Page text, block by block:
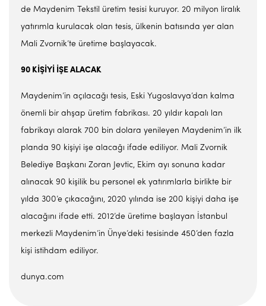
de Maydenim Tekstil üretim tesisi kuruyor. 20 milyon liralık
yatırımla kurulacak olan tesis, ülkenin batısında yer alan
Mali Zvornik’te üretime başlayacak.
90 KİŞİYİ İŞE ALACAK
Maydenim’in açılacağı tesis, Eski Yugoslavya’dan kalma
önemli bir ahşap üretim fabrikası. 20 yıldır kapalı lan
fabrikayı alarak 700 bin dolara yenileyen Maydenim’in ilk
planda 90 kişiyi işe alacağı ifade ediliyor. Mali Zvornik
Belediye Başkanı Zoran Jevtic, Ekim ayı sonuna kadar
alınacak 90 kişilik bu personel ek yatırımlarla birlikte bir
yılda 300’e çıkacağını, 2020 yılında ise 200 kişiyi daha işe
alacağını ifade etti. 2012’de üretime başlayan İstanbul
merkezli Maydenim’in Ünye’deki tesisinde 450’den fazla
kişi istihdam ediliyor.
dunya.com